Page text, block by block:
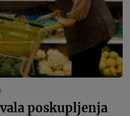
poskupljenja